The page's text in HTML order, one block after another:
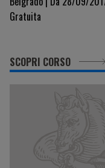
Gratuita
SCOPRI CORSO